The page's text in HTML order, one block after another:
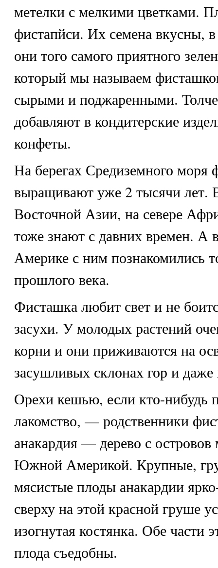
метелки с мелкими цветками.
фистапйси. Их семена вкусны,
они того самого приятного
который мы называем
сырыми и поджаренными.
добавляют в кондитерские
конфеты.
На берегах Средиземного моря
выращивают уже 2 тысячи лет.
Восточной Азии, на севере
тоже знают с давних времен. А
Америке с ним познакомились
прошлого века.
Фисташка любит свет и не
засухи. У молодых растений
корни и они приживаются на
засушливых склонах гор и
Орехи кешью, если кто-нибудь
лакомство, — родственники
анакардия — дерево с
Южной Америкой. Крупные,
мясистые плоды анакардии
сверху на этой красной груше
изогнутая костянка. Обе части
плода съедобны.